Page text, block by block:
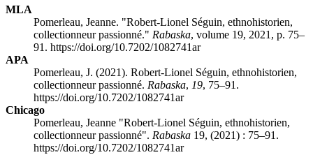
MLA
Pomerleau, Jeanne. "Robert-Lionel Séguin, ethnohistorien,
collectionneur passionné." Rabaska, volume 19, 2021, p. 75–
91. https://doi.org/10.7202/1082741ar
APA
Pomerleau, J. (2021). Robert-Lionel Séguin, ethnohistorien,
collectionneur passionné. Rabaska, 19, 75–91.
https://doi.org/10.7202/1082741ar
Chicago
Pomerleau, Jeanne "Robert-Lionel Séguin, ethnohistorien,
collectionneur passionné". Rabaska 19, (2021) : 75–91.
https://doi.org/10.7202/1082741ar